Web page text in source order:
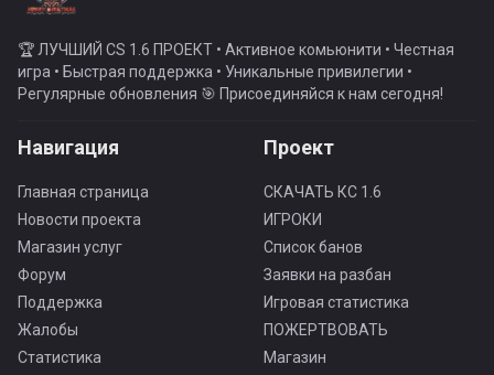
🏆 ЛУЧШИЙ CS 1.6 ПРОЕКТ • Активное комьюнити • Честная
игра • Быстрая поддержка • Уникальные привилегии •
Регулярные обновления 🎯 Присоединяйся к нам сегодня!
Навигация
Главная страница
Новости проекта
Магазин услуг
Форум
Поддержка
Жалобы
Статистика
Проект
СКАЧАТЬ КС 1.6
ИГРОКИ
Список банов
Заявки на разбан
Игровая статистика
ПОЖЕРТВОВАТЬ
Магазин